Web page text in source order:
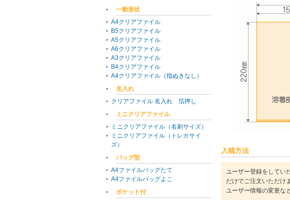
入稿方法
ユーザー登録をしてい
だけでご注文いただけ
ユーザー情報の変更な
一般形状
A4クリアファイル
B5クリアファイル
A5クリアファイル
A6クリアファイル
A3クリアファイル
B4クリアファイル
A4クリアファイル（指ぬきなし）
名入れ
クリアファイル 名入れ 箔押し
ミニクリアファイル
ミニクリアファイル（名刺サイズ）
ミニクリアファイル（トレカサイ
ズ）
バッグ型
A4ファイルバッグたて
A4ファイルバッグよこ
ポケット付